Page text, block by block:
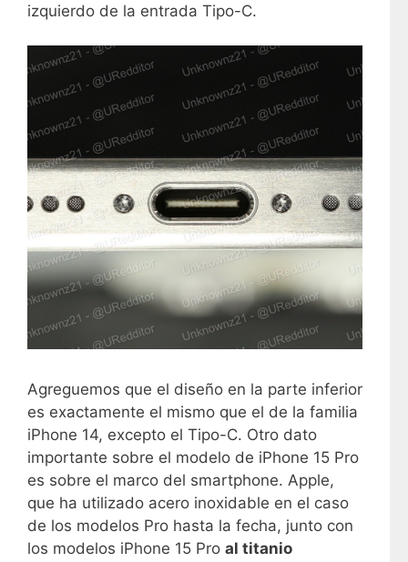
izquierdo de la entrada Tipo-C.
Agreguemos que el diseño en la parte inferior
es exactamente el mismo que el de la familia
iPhone 14, excepto el Tipo-C. Otro dato
importante sobre el modelo de iPhone 15 Pro
es sobre el marco del smartphone. Apple,
que ha utilizado acero inoxidable en el caso
de los modelos Pro hasta la fecha, junto con
los modelos iPhone 15 Pro al titanio